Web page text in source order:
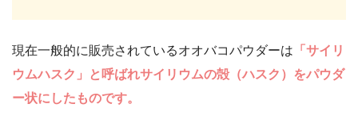
現在一般的に販売されているオオバコパウダーは 「サイリ
ウムハスク」と呼ばれサイリウムの殻（ハスク）をパウダ
ー状にしたものです。